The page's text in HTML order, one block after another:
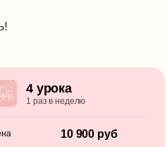
4 урока
1 раз в неделю
10 900 руб